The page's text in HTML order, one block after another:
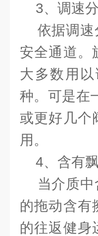
3、调速
依据调速
安全通道。
大多数用
种。可是在
或更好几个
用。
4、含有飘
当介质中
的拖动含有
的往返健身